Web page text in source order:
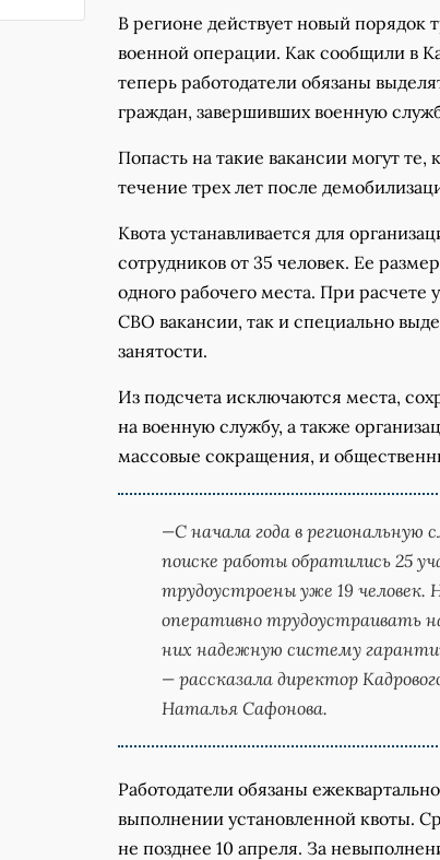
В регионе действует новый порядок
военной операции. Как сообщили в
теперь работодатели обязаны
граждан, завершивших военную
Попасть на такие вакансии могут те,
течение трех лет после
Квота устанавливается для
сотрудников от 35 человек. Ее
одного рабочего места. При расчете
СВО вакансии, так и специально
занятости.
Из подсчета исключаются места,
на военную службу, а также
массовые сокращения, и
—С начала года в региональную
поиске работы обратились 25
трудоустроены уже 19 человек.
оперативно трудоустраивать
них надежную систему
— рассказала директор
Наталья Сафонова.
Работодатели обязаны
выполнении установленной квоты.
не позднее 10 апреля. За